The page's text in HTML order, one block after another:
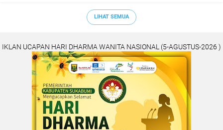
LIHAT SEMUA
IKLAN UCAPAN HARI DHARMA WANITA NASIONAL (5-AGUSTUS-2026 )